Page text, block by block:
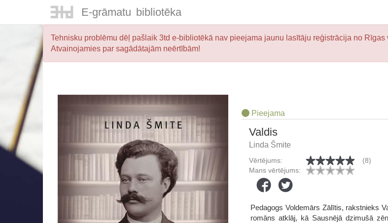
E-grāmatu bibliotēka
Tehnisku problēmu dēļ pašlaik 3td e-bibliotēkā nav pieejama jaunu lasītāju reģistrācija no
Atvainojamies par sagādātajām neērtībām!
Pieejama
Valdis
Linda Šmite
Vērtējums:
(8)
Mans vērtējums:
Pedagogs Voldemārs Zālītis, rakstnieks
romāns atklāj, kā Sausnējā dzimušā